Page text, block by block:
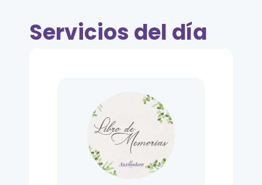
Servicios del día